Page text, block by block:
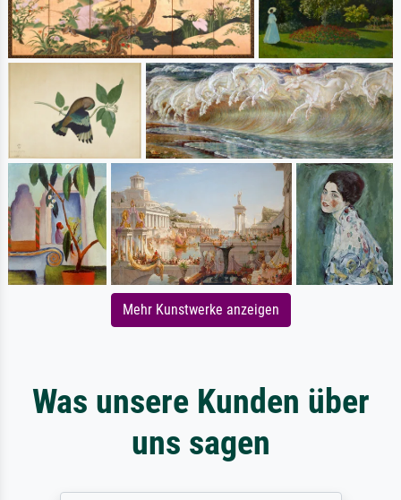
Mehr Kunstwerke anzeigen
Was unsere Kunden über
uns sagen